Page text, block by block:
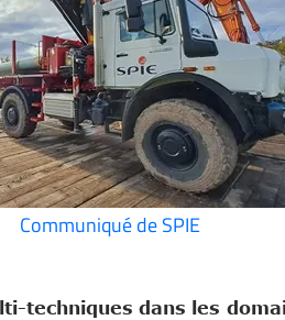
Communiqué de SPIE
techniques dans les